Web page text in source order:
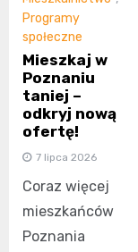
Programy
społeczne
Mieszkaj w
Poznaniu
taniej –
odkryj nową
ofertę!
7 lipca 2026
Coraz więcej
mieszkańców
Poznania